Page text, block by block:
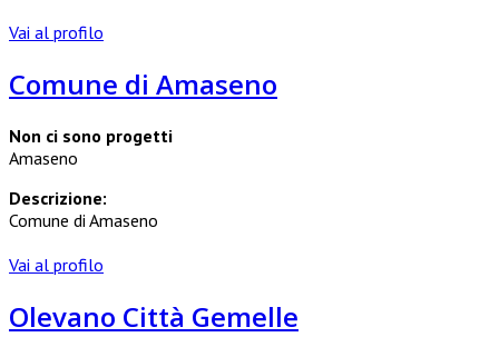
Vai al profilo
Comune di Amaseno
Non ci sono progetti
Amaseno
Descrizione:
Comune di Amaseno
Vai al profilo
Olevano Città Gemelle